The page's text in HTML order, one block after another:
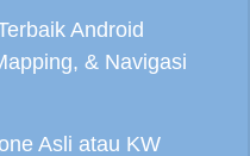
Android
& Navigasi
Asli atau KW